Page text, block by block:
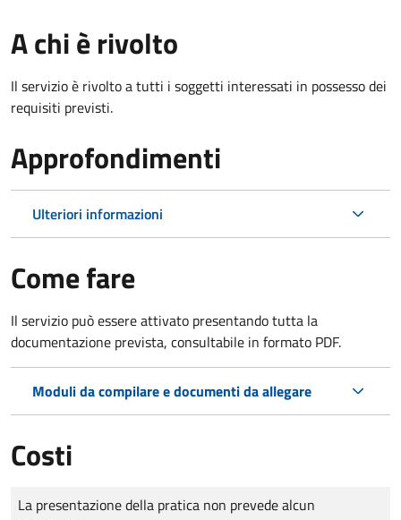
A chi è rivolto
Il servizio è rivolto a tutti i soggetti interessati in possesso dei
requisiti previsti.
Approfondimenti
Ulteriori informazioni
Come fare
Il servizio può essere attivato presentando tutta la
documentazione prevista, consultabile in formato PDF.
Moduli da compilare e documenti da allegare
Costi
Tipo di pagamento
Importo
La presentazione della pratica non prevede alcun